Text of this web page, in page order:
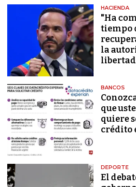
HACIENDA
"Ha
tiempo
la
BANCOS
que
quiere
crédito
DEPORTE
El